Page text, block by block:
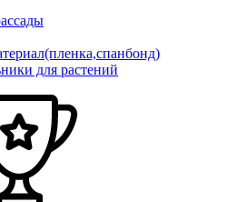
для растений